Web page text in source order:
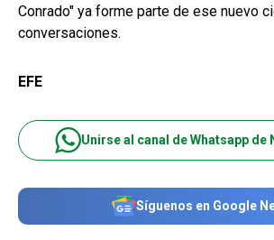
Conrado" ya forme parte de ese nuevo
conversaciones.
EFE
Unirse al canal de Whatsapp de
Síguenos en Google